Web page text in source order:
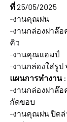
ที่ 25/05/2025
-งานคุณฝน
-งานกล่องฝาล๊อ
คิว
-งานคุณแอมป์
-งานกล่องใส่รูป
แผนการทำงาน
-งานกล่องฝาล๊อ
กัดขอบ
-งานคุณฝน ปิดล่